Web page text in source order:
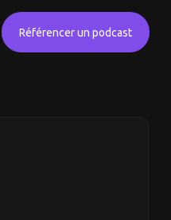
Référencer un podcast